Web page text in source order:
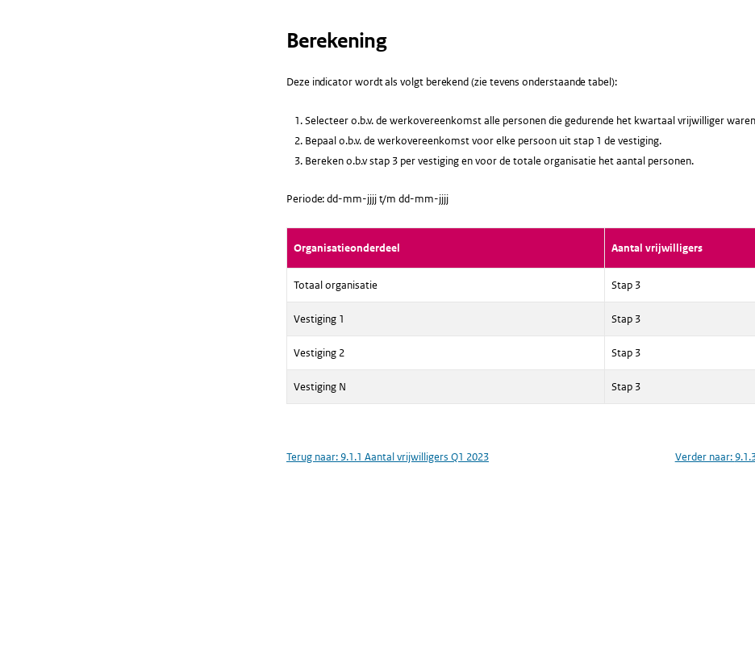
Berekening
Deze indicator wordt als volgt berekend (zie tevens onderstaande tabel):
Selecteer o.b.v. de werkovereenkomst alle personen die gedurende het kwartaal vrijwilliger
Bepaal o.b.v. de werkovereenkomst voor elke persoon uit stap 1 de vestiging.
Bereken o.b.v stap 3 per vestiging en voor de totale organisatie het aantal personen.
Periode: dd-mm-jjjj t/m dd-mm-jjjj
Organisatieonderdeel Aantal vrijwilligers
Totaal organisatie Stap 3
Vestiging 1 Stap 3
Vestiging 2 Stap 3
Vestiging N Stap 3
Terug naar: 9.1.1 Aantal vrijwilligers Q1 2023 Verder naar: